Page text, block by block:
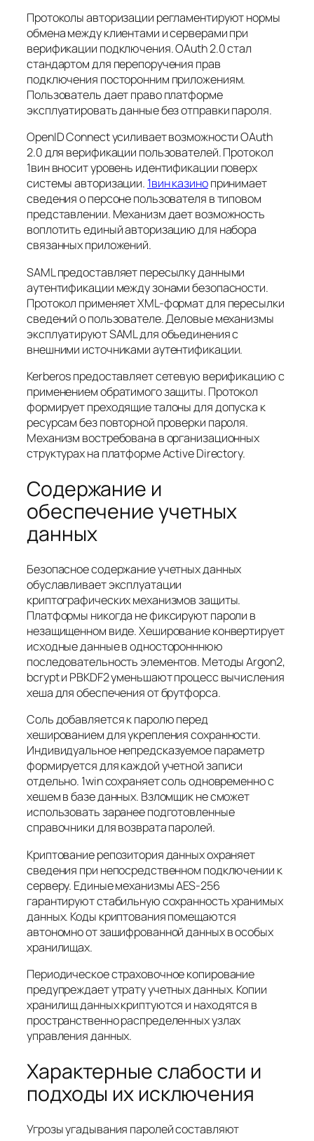
Протоколы авторизации регламентируют нормы
обмена между клиентами и серверами при
верификации подключения. OAuth 2.0 стал
стандартом для перепоручения прав
подключения посторонним приложениям.
Пользователь дает право платформе
эксплуатировать данные без отправки пароля.
OpenID Connect усиливает возможности OAuth
2.0 для верификации пользователей. Протокол
1вин вносит уровень идентификации поверх
системы авторизации. 1вин казинопринимает
сведения о персоне пользователя в типовом
представлении. Механизм дает возможность
воплотить единый авторизацию для набора
связанных приложений.
SAML предоставляет пересылку данными
аутентификации между зонами безопасности.
Протокол применяет XML-формат для пересылки
сведений о пользователе. Деловые механизмы
эксплуатируют SAML для объединения с
внешними источниками аутентификации.
Kerberos предоставляет сетевую верификацию с
применением обратимого защиты. Протокол
формирует преходящие талоны для допуска к
ресурсам без повторной проверки пароля.
Механизм востребована в организационных
структурах на платформе Active Directory.
Содержание и
обеспечение учетных
данных
Безопасное содержание учетных данных
обуславливает эксплуатации
криптографических механизмов защиты.
Платформы никогда не фиксируют пароли в
незащищенном виде. Хеширование конвертирует
исходные данные в односторонннюю
последовательность элементов. Методы Argon2,
bcrypt и PBKDF2 уменьшают процесс вычисления
хеша для обеспечения от брутфорса.
Соль добавляется к паролю перед
хешированием для укрепления сохранности.
Индивидуальное непредсказуемое параметр
формируется для каждой учетной записи
отдельно. 1win сохраняет соль одновременно с
хешем в базе данных. Взломщик не сможет
использовать заранее подготовленные
справочники для возврата паролей.
Криптование репозитория данных охраняет
сведения при непосредственном подключении к
серверу. Единые механизмы AES-256
гарантируют стабильную сохранность хранимых
данных. Коды криптования помещаются
автономно от зашифрованной данных в особых
хранилищах.
Периодическое страховочное копирование
предупреждает утрату учетных данных. Копии
хранилищ данных криптуются и находятся в
пространственно распределенных узлах
управления данных.
Характерные слабости и
подходы их исключения
Угрозы угадывания паролей составляют